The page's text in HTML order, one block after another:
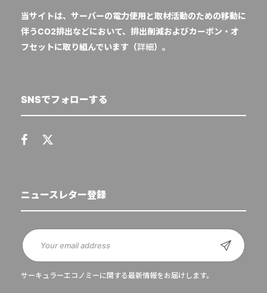
当サイトは、サーバーの電力使用と取材活動のための移動に
伴うCO2排出などにおいて、排出削減およびカーボン・オ
フセットに取り組んでいます（詳細）。
SNSでフォローする
ニュースレター登録
サーキュラーエコノミーに関する最新情報をお届けします。